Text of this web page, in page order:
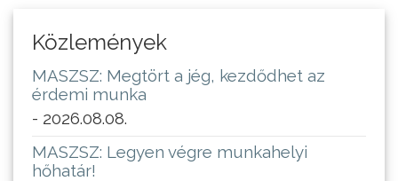
Közlemények
MASZSZ: Megtört a jég, kezdődhet az
érdemi munka
- 2026.08.08.
MASZSZ: Legyen végre munkahelyi
hőhatár!